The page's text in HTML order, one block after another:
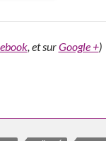
, et surGoogle +)